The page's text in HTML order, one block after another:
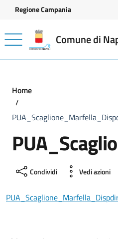
Vai ai contenuti
Vai al footer
Regione Campania
Comune di
Home
Condividi Vedi azioni